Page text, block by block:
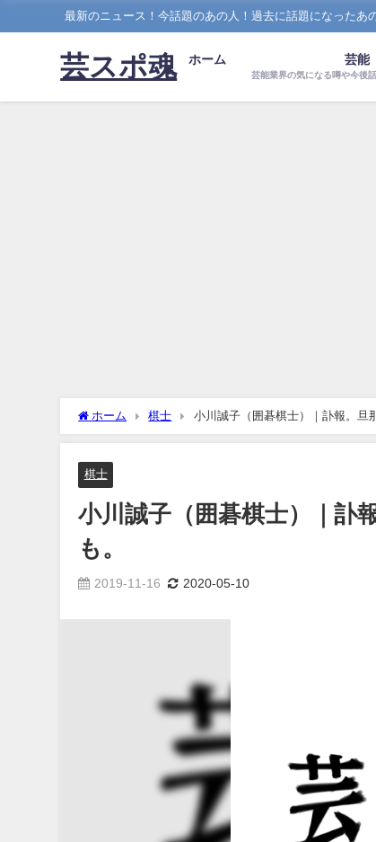
最新のニュース！今話題のあの人！過去に話題になったあ
芸スポ魂 ホーム 芸能
芸能業界の気になる噂や今後
ホーム 棋士 小川誠子（囲碁棋士）｜訃報。旦
棋士
小川誠子（囲碁棋士）｜訃
も。
2019-11-16 2020-05-10